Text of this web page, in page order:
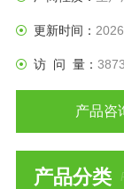
件、GB/T10586
更新时间：
访 问 量： 3873
产品咨
产品分类